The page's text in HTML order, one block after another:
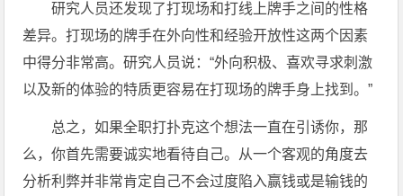
研究人员还发现了打现场和打线上牌手之间的性格
差异。打现场的牌手在外向性和经验开放性这两个因素
中得分非常高。研究人员说：“外向积极、喜欢寻求刺激
以及新的体验的特质更容易在打现场的牌手身上找到。”
总之，如果全职打扑克这个想法一直在引诱你，那
么，你首先需要诚实地看待自己。从一个客观的角度去
分析利弊并非常肯定自己不会过度陷入赢钱或是输钱的